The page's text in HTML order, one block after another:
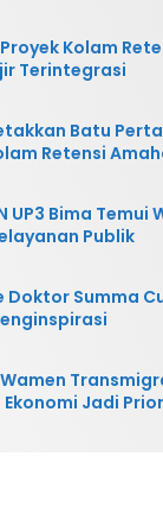
Kolam
Terintegrasi
Batu
Retensi
UP3 Bima Temui
Publik
Doktor Summa
Jadi